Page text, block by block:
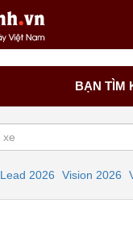
BẠN TÌM
Lead 2026 Vision 2026